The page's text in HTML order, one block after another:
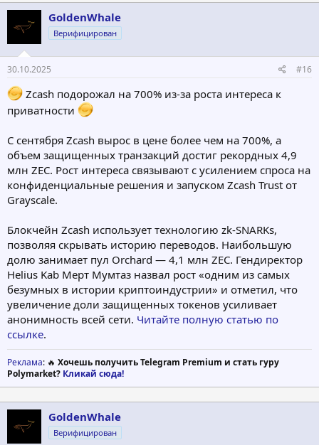
GoldenWhale
Верифицирован
30.10.2025 #16
Zcash подорожал на 700% из-за роста интереса к
приватности
С сентября Zcash вырос в цене более чем на 700%, а
объем защищенных транзакций достиг рекордных 4,9
млн ZEC. Рост интереса связывают с усилением спроса на
конфиденциальные решения и запуском Zcash Trust от
Grayscale.
Блокчейн Zcash использует технологию zk-SNARKs,
позволяя скрывать историю переводов. Наибольшую
долю занимает пул Orchard — 4,1 млн ZEC. Гендиректор
Helius Kab Мерт Мумтаз назвал рост «одним из самых
безумных в истории криптоиндустрии» и отметил, что
увеличение доли защищенных токенов усиливает
анонимность всей сети. Читайте полную статью по
ссылке.
Реклама: 🔥 Хочешь получить Telegram Premium и стать гуру
Polymarket? Кликай сюда!
GoldenWhale
Верифицирован